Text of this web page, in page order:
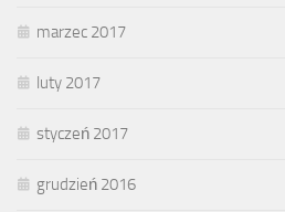
marzec 2017
luty 2017
styczeń 2017
grudzień 2016